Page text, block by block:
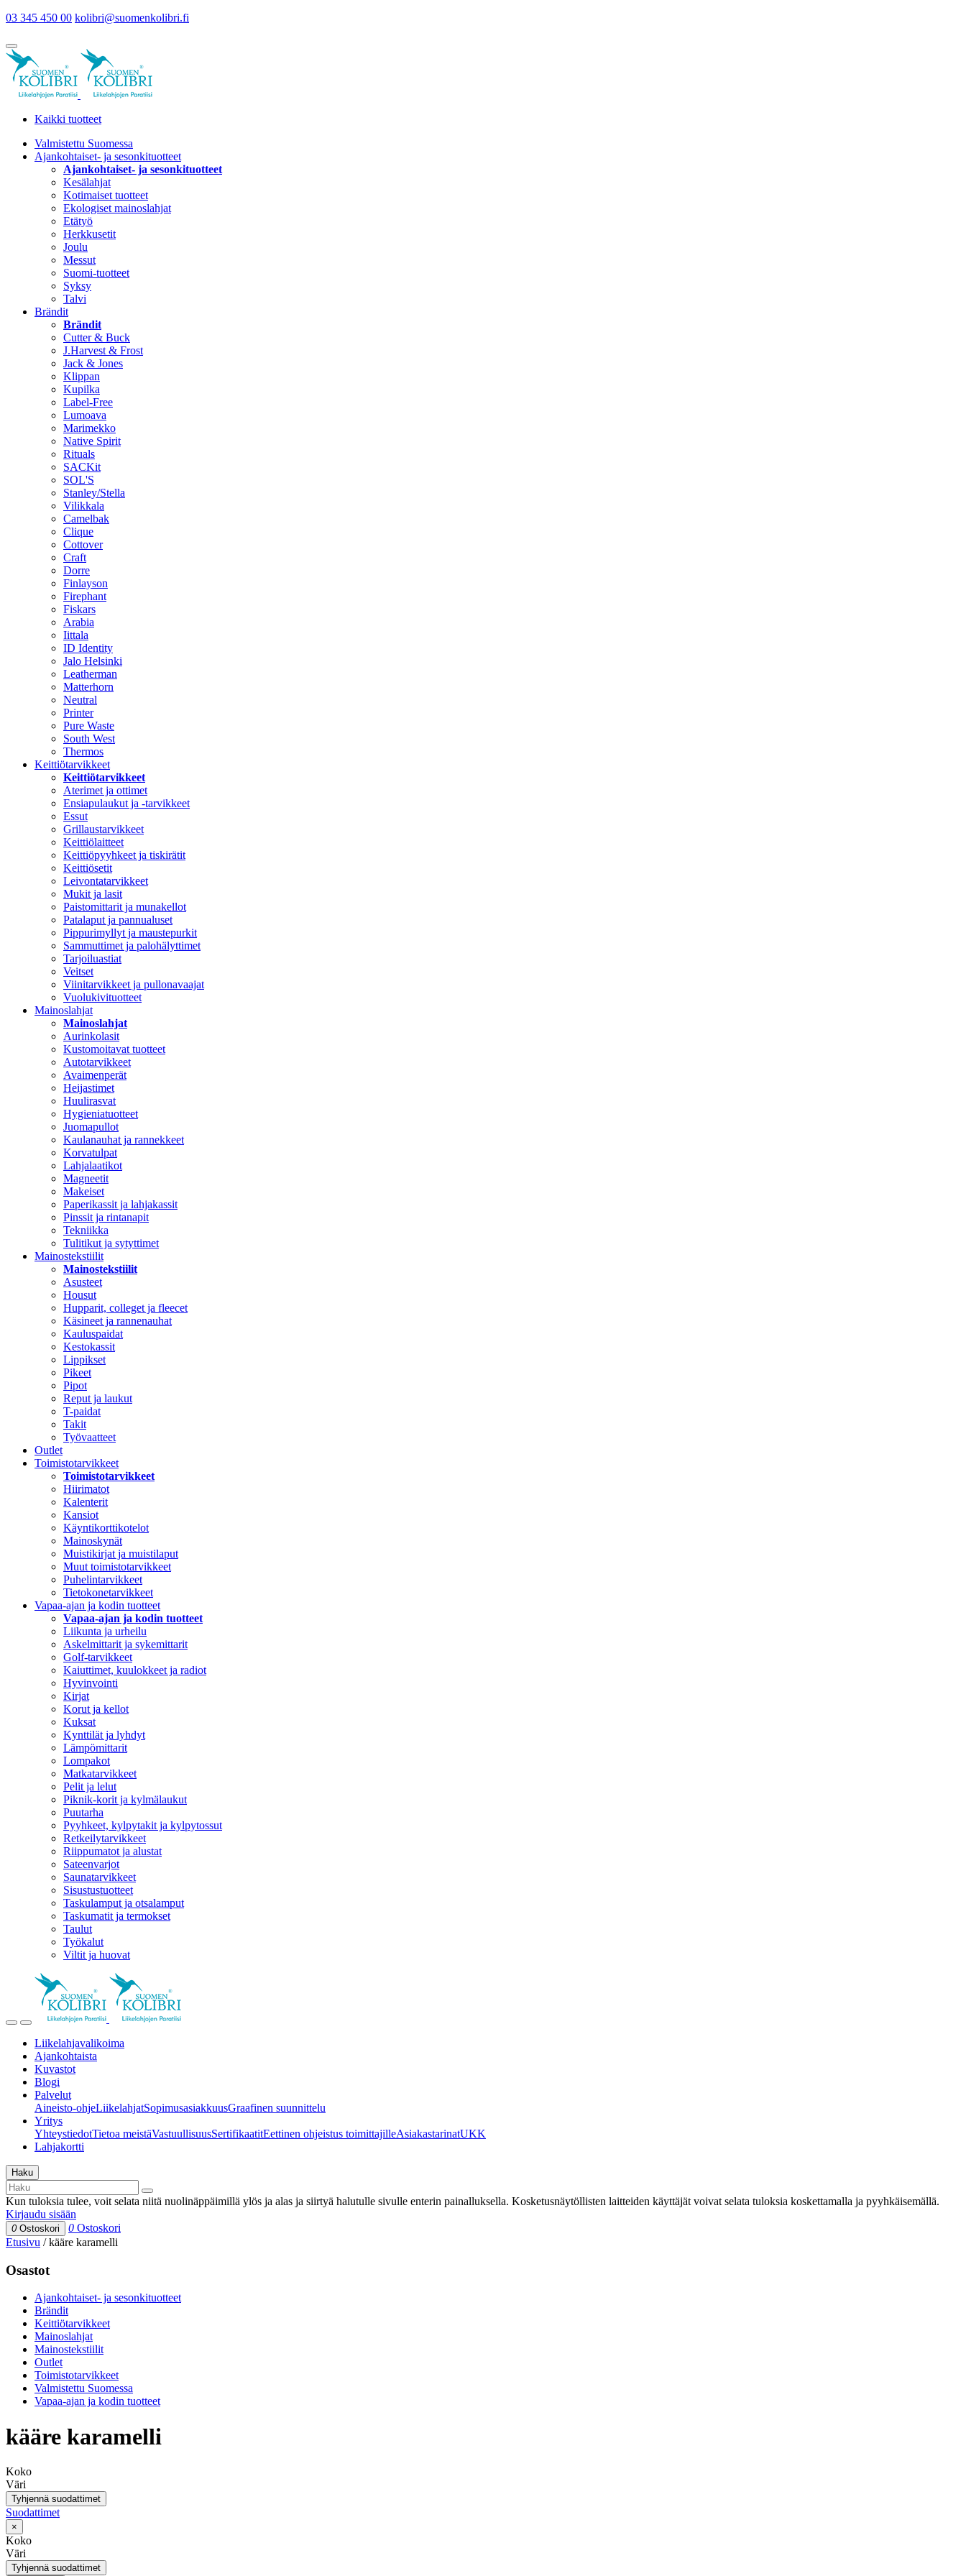
03 345 450 00 kolibri@suomenkolibri.fi
Kaikki tuotteet
Valmistettu Suomessa
Ajankohtaiset- ja sesonkituotteet
Ajankohtaiset- ja sesonkituotteet
Kesälahjat
Kotimaiset tuotteet
Ekologiset mainoslahjat
Etätyö
Herkkusetit
Joulu
Messut
Suomi-tuotteet
Syksy
Talvi
Brändit
Brändit
Cutter & Buck
J.Harvest & Frost
Jack & Jones
Klippan
Kupilka
Label-Free
Lumoava
Marimekko
Native Spirit
Rituals
SACKit
SOL'S
Stanley/Stella
Vilikkala
Camelbak
Clique
Cottover
Craft
Dorre
Finlayson
Firephant
Fiskars
Arabia
Iittala
ID Identity
Jalo Helsinki
Leatherman
Matterhorn
Neutral
Printer
Pure Waste
South West
Thermos
Keittiötarvikkeet
Keittiötarvikkeet
Aterimet ja ottimet
Ensiapulaukut ja -tarvikkeet
Essut
Grillaustarvikkeet
Keittiölaitteet
Keittiöpyyhkeet ja tiskirätit
Keittiösetit
Leivontatarvikkeet
Mukit ja lasit
Paistomittarit ja munakellot
Patalaput ja pannualuset
Pippurimyllyt ja maustepurkit
Sammuttimet ja palohälyttimet
Tarjoiluastiat
Veitset
Viinitarvikkeet ja pullonavaajat
Vuolukivituotteet
Mainoslahjat
Mainoslahjat
Aurinkolasit
Kustomoitavat tuotteet
Autotarvikkeet
Avaimenperät
Heijastimet
Huulirasvat
Hygieniatuotteet
Juomapullot
Kaulanauhat ja rannekkeet
Korvatulpat
Lahjalaatikot
Magneetit
Makeiset
Paperikassit ja lahjakassit
Pinssit ja rintanapit
Tekniikka
Tulitikut ja sytyttimet
Mainostekstiilit
Mainostekstiilit
Asusteet
Housut
Hupparit, colleget ja fleecet
Käsineet ja rannenauhat
Kauluspaidat
Kestokassit
Lippikset
Pikeet
Pipot
Reput ja laukut
T-paidat
Takit
Työvaatteet
Outlet
Toimistotarvikkeet
Toimistotarvikkeet
Hiirimatot
Kalenterit
Kansiot
Käyntikorttikotelot
Mainoskynät
Muistikirjat ja muistilaput
Muut toimistotarvikkeet
Puhelintarvikkeet
Tietokonetarvikkeet
Vapaa-ajan ja kodin tuotteet
Vapaa-ajan ja kodin tuotteet
Liikunta ja urheilu
Askelmittarit ja sykemittarit
Golf-tarvikkeet
Kaiuttimet, kuulokkeet ja radiot
Hyvinvointi
Kirjat
Korut ja kellot
Kuksat
Kynttilät ja lyhdyt
Lämpömittarit
Lompakot
Matkatarvikkeet
Pelit ja lelut
Piknik-korit ja kylmälaukut
Puutarha
Pyyhkeet, kylpytakit ja kylpytossut
Retkeilytarvikkeet
Riippumatot ja alustat
Sateenvarjot
Saunatarvikkeet
Sisustustuotteet
Taskulamput ja otsalamput
Taskumatit ja termokset
Taulut
Työkalut
Viltit ja huovat
Liikelahjavalikoima
Ajankohtaista
Kuvastot
Blogi
Palvelut
Aineisto-ohjeLiikelahjatSopimusasiakkuusGraafinen suunnittelu
Yritys
YhteystiedotTietoa meistäVastuullisuusSertifikaatitEettinen ohjeistus toimittajilleAsiakastarinatUKK
Lahjakortti
Haku
Kun tuloksia tulee, voit selata niitä nuolinäppäimillä ylös ja alas ja siirtyä halutulle sivulle enterin painalluksella. Kosketusnäytöllisten laitteiden käyttäjät voivat selata tuloksia koskettamalla ja pyyhkäisemällä.
Kirjaudu sisään
0 Ostoskori 0 Ostoskori
Etusivu /kääre karamelli
Osastot
Ajankohtaiset- ja sesonkituotteet
Brändit
Keittiötarvikkeet
Mainoslahjat
Mainostekstiilit
Outlet
Toimistotarvikkeet
Valmistettu Suomessa
Vapaa-ajan ja kodin tuotteet
kääre karamelli
Koko
Väri
Tyhjennä suodattimet
Suodattimet
×
Koko
Väri
Tyhjennä suodattimet